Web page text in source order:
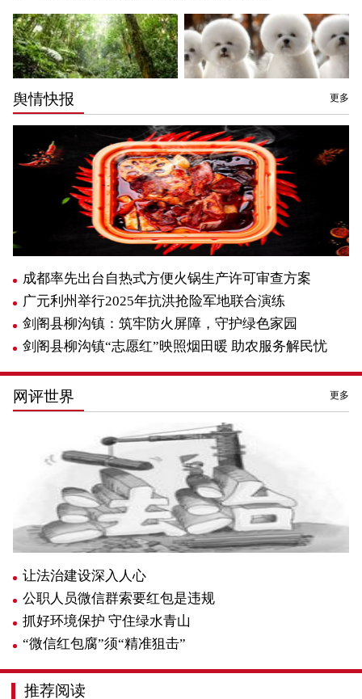
舆情快报 更多
成都率先出台自热式方便火锅生产许可审查方案
广元利州举行2025年抗洪抢险军地联合演练
剑阁县柳沟镇：筑牢防火屏障，守护绿色家园
剑阁县柳沟镇“志愿红”映照烟田暖 助农服务解民忧
网评世界 更多
让法治建设深入人心
公职人员微信群索要红包是违规
抓好环境保护 守住绿水青山
“微信红包腐”须“精准狙击”
推荐阅读